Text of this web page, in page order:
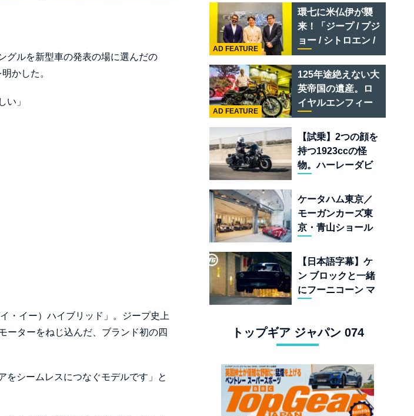
グルを新型車の発表の場に選んだの
かした。
い」
・イー）ハイブリッド」。ジープ史上
ーターをねじ込んだ、ブランド初の四
をシームレスにつなぐモデルです」と
ー戦略 /フェラーリ
849 テスタロッサ /
テメラリオ /ベント
レー スーパースポ
ーツ
環七に米仏伊が襲
来！「ジープ / プジ
ョー / シトロエン /
フィアット / アバル
ト足立」はクルマ
のセレクトショッ
プである
AD FEATURE
125年途絶えない大
英帝国の遺産。ロ
イヤルエンフィー
ルド責任者に訊
く、新型
「BULLET 650」
と“時間の質”を愛
する理由
AD FEATURE
【試乗】2つの顔を
持つ1923ccの怪
物。ハーレーダビ
ォーキーエイト
117」の深淵を覗く
ケータハム東京／
モーガンカーズ東
京・青山ショール
「移動手段」では
なく「人生」だ
【日本語字幕】ケ
ン ブロックと一緒
にフーニコーン マ
トップギア ジャパン 074